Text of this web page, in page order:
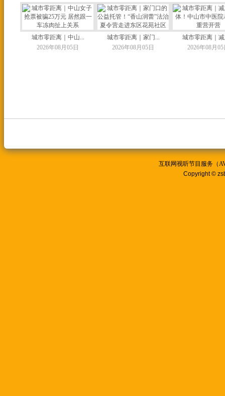
城市零距离｜中山...
2026年08月05日
城市零距离｜家门...
2026年08月05日
城市零距离｜
2026年08月05
互联网视听节目服务（
Copyright ©